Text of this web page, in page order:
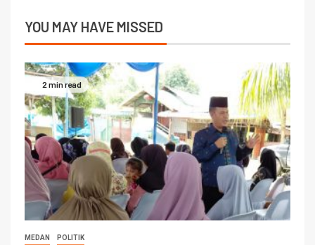
YOU MAY HAVE MISSED
2 min read
MEDAN POLITIK